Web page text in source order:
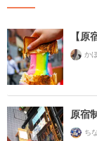
【
かほ
原宿
ち